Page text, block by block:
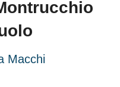
Macchi